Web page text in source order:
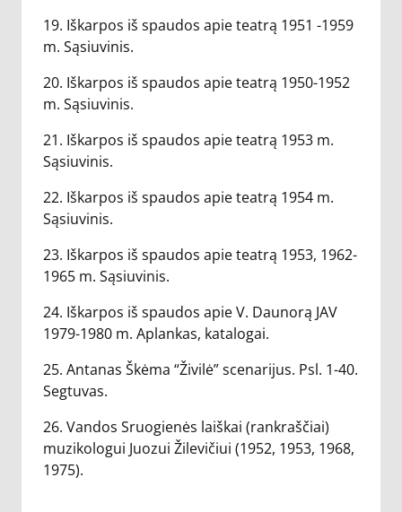
19. Iškarpos iš spaudos apie teatrą 1951 -1959
m. Sąsiuvinis.
20. Iškarpos iš spaudos apie teatrą 1950-1952
m. Sąsiuvinis.
21. Iškarpos iš spaudos apie teatrą 1953 m.
Sąsiuvinis.
22. Iškarpos iš spaudos apie teatrą 1954 m.
Sąsiuvinis.
23. Iškarpos iš spaudos apie teatrą 1953, 1962-
1965 m. Sąsiuvinis.
24. Iškarpos iš spaudos apie V. Daunorą JAV
1979-1980 m. Aplankas, katalogai.
25. Antanas Škėma “Živilė” scenarijus. Psl. 1-40.
Segtuvas.
26. Vandos Sruogienės laiškai (rankraščiai)
muzikologui Juozui Žilevičiui (1952, 1953, 1968,
1975).